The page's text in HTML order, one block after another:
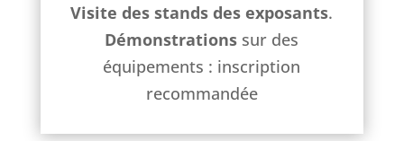
Visite des stands des exposants.
Démonstrations sur des
équipements : inscription
recommandée